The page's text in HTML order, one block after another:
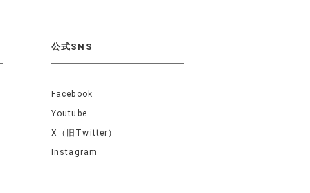
公式SNS
Facebook
Youtube
X（旧Twitter）
Instagram